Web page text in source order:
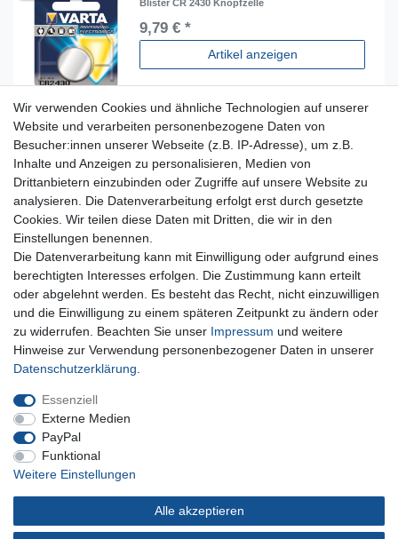
Blister CR 2430 Knopfzelle
9,79 € *
Artikel anzeigen
Für Fragen zu unseren Produkten und Bestellungen
erreichen Sie uns per E-Mail oder Telefon:
+49 5741 9099422 oder
info@dein-bau-projekt.de
Versand und Zahlung
Impressum
Datenschutzerklärung
AGB
Kontakt
Infos Ratenkauf mit easyCredit
Qualität made in Germany
Schnelle & sichere Lieferung
Ideal für Selbermacher (DIY)
Widerrufs­recht
AGB Kontakt
Wir verwenden Cookies und ähnliche Technologien auf unserer
Website und verarbeiten personenbezogene Daten von
Besucher:innen unserer Webseite (z.B. IP-Adresse), um z.B.
Inhalte und Anzeigen zu personalisieren, Medien von
Drittanbietern einzubinden oder Zugriffe auf unsere Website zu
analysieren. Die Datenverarbeitung erfolgt erst durch gesetzte
Cookies. Wir teilen diese Daten mit Dritten, die wir in den
Einstellungen benennen.
Die Datenverarbeitung kann mit Einwilligung oder aufgrund eines
berechtigten Interesses erfolgen. Die Zustimmung kann erteilt
oder abgelehnt werden. Es besteht das Recht, nicht einzuwilligen
und die Einwilligung zu einem späteren Zeitpunkt zu ändern oder
zu widerrufen. Beachten Sie unser Impressum und weitere
Hinweise zur Verwendung personenbezogener Daten in unserer
Daten­schutz­erklärung
Essenziell
Externe Medien
PayPal
Funktional
Weitere Einstellungen
Alle akzeptieren